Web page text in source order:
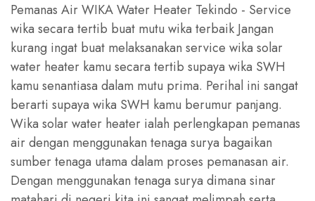
Pemanas Air WIKA Water Heater Tekindo - Service
wika secara tertib buat mutu wika terbaik Jangan
kurang ingat buat melaksanakan service wika solar
water heater kamu secara tertib supaya wika SWH
kamu senantiasa dalam mutu prima. Perihal ini sangat
berarti supaya wika SWH kamu berumur panjang.
Wika solar water heater ialah perlengkapan pemanas
air dengan menggunakan tenaga surya bagaikan
sumber tenaga utama dalam proses pemanasan air.
Dengan menggunakan tenaga surya dimana sinar